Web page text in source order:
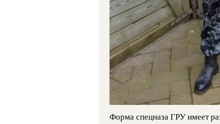
Форма спецназа ГРУ имеет